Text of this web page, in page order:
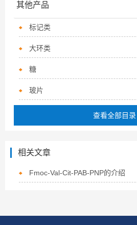
其他产品
标记类
大环类
糖
玻片
查看全部目录
相关文章
Fmoc-Val-Cit-PAB-PNP的介绍